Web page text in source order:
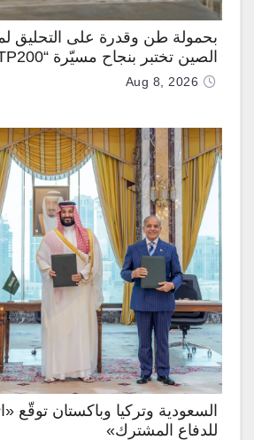
الصين تختبر بنجاح مسيّرة “TP200”
Aug 8, 2026
السعودية وتركيا وباكستان توقّع
للدفاع المشترك»